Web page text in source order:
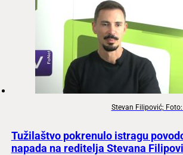
Stevan Filipović;
Tužilaštvo pokrenulo istragu
napada na reditelja Stevana